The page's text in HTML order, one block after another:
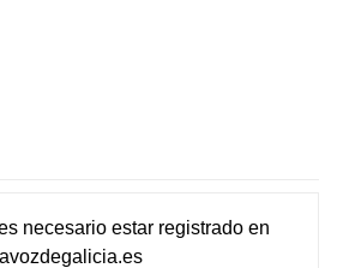
necesario estar registradoen